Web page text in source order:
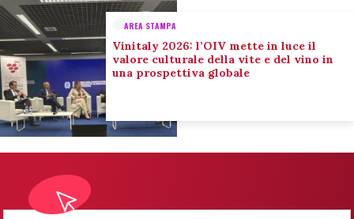
AREA STAMPA
Vinitaly 2026: l’OIV mette in luce il
valore culturale della vite e del vino in
una prospettiva globale